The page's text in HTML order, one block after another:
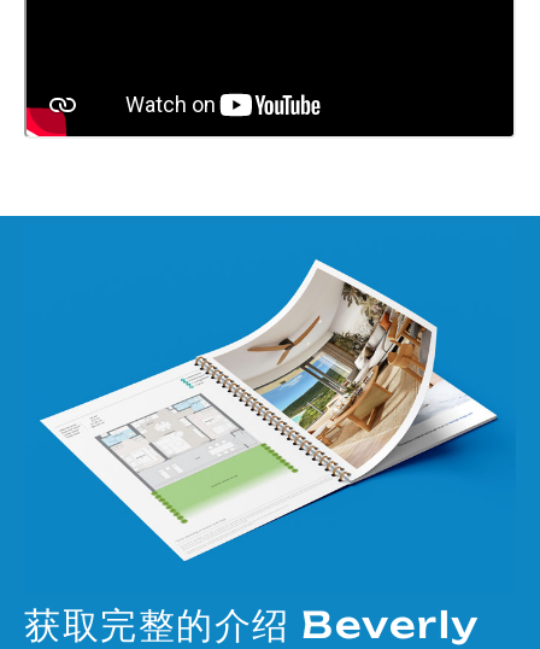
获取完整的介绍 Beverly